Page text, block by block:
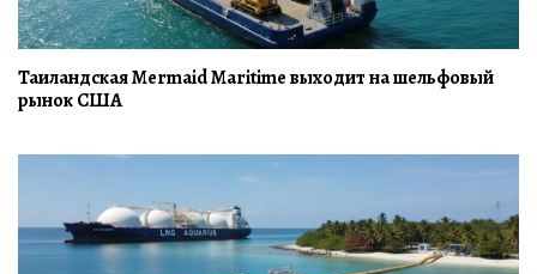
Таиландская Mermaid Maritime выходит на шельфовый
рынок США